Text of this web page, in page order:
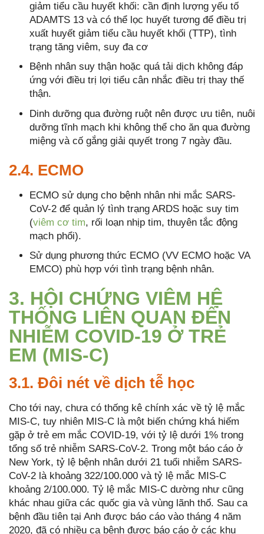
giảm tiểu cầu huyết khối: cần định lượng yếu tố
ADAMTS 13 và có thể lọc huyết tương để điều trị
xuất huyết giảm tiểu cầu huyết khối (TTP), tình
trạng tăng viêm, suy đa cơ
Bệnh nhân suy thận hoặc quá tải dịch không đáp
ứng với điều trị lợi tiểu cân nhắc điều trị thay thế
thận.
Dinh dưỡng qua đường ruột nên được ưu tiên, nuôi
dưỡng tĩnh mạch khi không thể cho ăn qua đường
miệng và cố gắng giải quyết trong 7 ngày đầu.
2.4. ECMO
ECMO sử dụng cho bệnh nhân nhi mắc SARS-
CoV-2 để quản lý tình trạng ARDS hoặc suy tim
(viêm cơ tim, rối loạn nhịp tim, thuyên tắc động
mạch phổi).
Sử dụng phương thức ECMO (VV ECMO hoặc VA
EMCO) phù hợp với tình trạng bệnh nhân.
3. HỘI CHỨNG VIÊM HỆ
THỐNG LIÊN QUAN ĐẾN
NHIỄM COVID-19 Ở TRẺ
EM (MIS-C)
3.1. Đôi nét về dịch tễ học
Cho tới nay, chưa có thống kê chính xác về tỷ lệ mắc
MIS-C, tuy nhiên MIS-C là một biến chứng khá hiếm
gặp ở trẻ em mắc COVID-19, với tỷ lệ dưới 1% trong
tổng số trẻ nhiễm SARS-CoV-2. Trong một báo cáo ở
New York, tỷ lệ bệnh nhân dưới 21 tuổi nhiễm SARS-
CoV-2 là khoảng 322/100.000 và tỷ lệ mắc MIS-C
khoảng 2/100.000. Tỷ lệ mắc MIS-C dường như cũng
khác nhau giữa các quốc gia và vùng lãnh thổ. Sau ca
bệnh đầu tiên tại Anh được báo cáo vào tháng 4 năm
2020, đã có nhiều ca bệnh được báo cáo ở các khu